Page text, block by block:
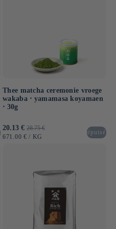
Thee matcha ceremonie vroege
wakaba ⋅ yamamasa koyamaen
⋅ 30g
Aanbiedingsprijs
20.13 € Normale
prijs
28.75 €
EENHEIDSPRIJS
671.00 € / PER
KG
épuisé